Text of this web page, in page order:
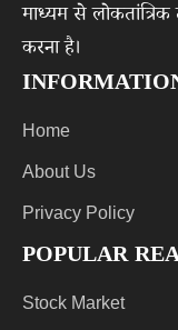
माध्यम से
करना है।
Home
About Us
Privacy Policy
POPULAR
Stock Market